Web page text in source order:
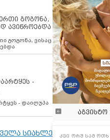
რუსეთი
მათი
და აქტიურად
ერთი გოგონა,
ავიწროებდა
გოგონა, ვისაც
-
- დაიღუპა
სიახლე
აგვისტო
კვი ორშ სამ ოთხ